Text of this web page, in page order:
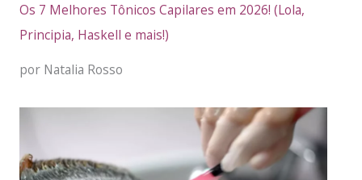
Os 7 Melhores Tônicos Capilares em 2026! (Lola,
Principia, Haskell e mais!)
por Natalia Rosso